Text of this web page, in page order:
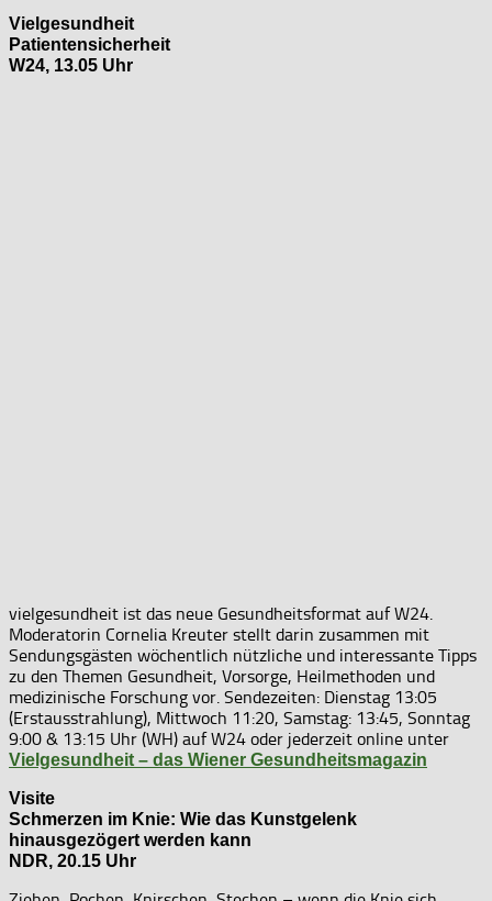
Vielgesundheit
Patientensicherheit
W24, 13.05 Uhr
vielgesundheit ist das neue Gesundheitsformat auf W24.
Moderatorin Cornelia Kreuter stellt darin zusammen mit
Sendungsgästen wöchentlich nützliche und interessante Tipps
zu den Themen Gesundheit, Vorsorge, Heilmethoden und
medizinische Forschung vor. Sendezeiten: Dienstag 13:05
(Erstausstrahlung), Mittwoch 11:20, Samstag: 13:45, Sonntag
9:00 & 13:15 Uhr (WH) auf W24 oder jederzeit online unter
Vielgesundheit – das Wiener Gesundheitsmagazin
Visite
Schmerzen im Knie: Wie das Kunstgelenk
hinausgezögert werden kann
NDR, 20.15 Uhr